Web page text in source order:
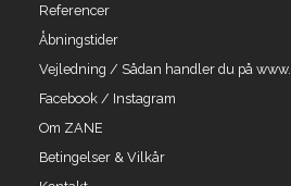
Referencer
Åbningstider
Vejledning / Sådan handler du på
Facebook / Instagram
Om ZANE
Betingelser & Vilkår